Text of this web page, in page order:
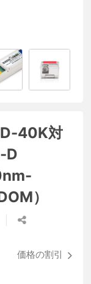
40K対
D
）
価格の割引